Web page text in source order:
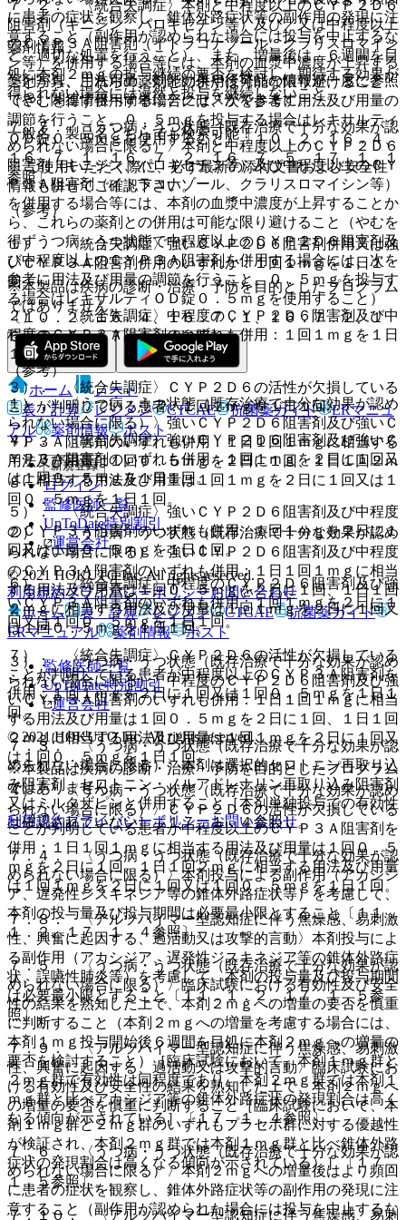
に患者の症状を観察し、錐体外路症状等の副作用の発現に注
意すること（副作用が認められた場合には投与を中止するな
ど、適切な処置を行うこと）、また、増量後は、６週間を目
処に本剤２ｍｇの投与継続の要否を検討し、期待する効果が
得られない場合には漫然と投与を継続しないこと。
７．７． 〈うつ病・うつ状態（既存治療で十分な効果が認
められない場合に限る）〉本剤と中程度以上のＣＹＰ２Ｄ６
阻害剤（キニジン、パロキセチン等）及び中程度以上のＣＹ
Ｐ３Ａ阻害剤（イトラコナゾール、クラリスロマイシン等）
を併用する場合等には、本剤の血漿中濃度が上昇することか
ら、これらの薬剤との併用は可能な限り避けること（やむを
得ずうつ病・うつ状態で中程度以上のＣＹＰ２Ｄ６阻害剤及
び中程度以上のＣＹＰ３Ａ阻害剤を併用する場合には、次を
参考に用法及び用量の調節を行うこと。０．５ｍｇを投与す
る場合はレキサルティＯＤ錠０．５ｍｇを使用すること）
〔１０．２、１６．４、１６．７．１、１６．７．２、１
６．７．５、１７．１．４参照〕。
（参考）
１）． 〈うつ病・うつ状態（既存治療で十分な効果が認め
られない場合に限る）〉強いＣＹＰ２Ｄ６阻害剤及び強いＣ
ＹＰ３Ａ阻害剤のいずれも併用：１日１回１ｍｇに相当する
用法及び用量は１回０．５ｍｇを２日に１回、１日１回２ｍ
ｇに相当する用法及び用量は１回１ｍｇを２日に１回又は１
回０．５ｍｇを１日１回。
２）． 〈うつ病・うつ状態（既存治療で十分な効果が認め
られない場合に限る）〉強いＣＹＰ２Ｄ６阻害剤及び中程度
のＣＹＰ３Ａ阻害剤のいずれも併用：１日１回１ｍｇに相当
する用法及び用量は１回０．５ｍｇを２日に１回、１日１回
２ｍｇに相当する用法及び用量は１回１ｍｇを２日に１回又
は１回０．５ｍｇを１日１回。
３）． 〈うつ病・うつ状態（既存治療で十分な効果が認め
られない場合に限る）〉中程度のＣＹＰ２Ｄ６阻害剤及び強
いＣＹＰ３Ａ阻害剤のいずれも併用：１日１回１ｍｇに相当
する用法及び用量は１回０．５ｍｇを２日に１回、１日１回
２ｍｇに相当する用法及び用量は１回１ｍｇを２日に１回又
は１回０．５ｍｇを１日１回。
４）． 〈うつ病・うつ状態（既存治療で十分な効果が認め
られない場合に限る）〉ＣＹＰ２Ｄ６の活性が欠損している
ことが判明している患者が中程度以上のＣＹＰ３Ａ阻害剤を
併用：１日１回１ｍｇに相当する用法及び用量は１回０．５
ｍｇを２日に１回、１日１回２ｍｇに相当する用法及び用量
は１回１ｍｇを２日に１回又は１回０．５ｍｇを１日１回。
７．８． 〈アルツハイマー型認知症に伴う焦燥感、易刺激
性、興奮に起因する、過活動又は攻撃的言動〉本剤投与によ
る副作用（アカシジア、遅発性ジスキネジア等の錐体外路症
状、誤嚥性肺炎等）を考慮して、本剤の投与量及び投与期間
は必要最小限とすること〔１１．１．２、１７．１．５参
照〕。
７．９． 〈アルツハイマー型認知症に伴う焦燥感、易刺激
性、興奮に起因する、過活動又は攻撃的言動〉臨床試験にお
ける有効性及び安全性の結果を熟知した上で、本剤２ｍｇへ
の増量の要否を慎重に判断すること［臨床試験において、本
剤１ｍｇ群と２ｍｇ群のいずれもプラセボ群に対する優越性
が検証され、本剤２ｍｇ群では本剤１ｍｇ群と比べ錐体外路
症状の発現割合は高くなる傾向が示されている）］〔１７．
１．５参照〕。
７．１０． 〈アルツハイマー型認知症に伴う焦燥感、易刺
７．２． 〈統合失調症〉本剤と中程度以上のＣＹＰ２Ｄ６
阻害剤（キニジン、パロキセチン等）及び／又は中程度以上
のＣＹＰ３Ａ阻害剤（イトラコナゾール、クラリスロマイシ
ン等）を併用する場合等には、本剤の血漿中濃度が上昇する
ことから、これらの薬剤との併用は可能な限り避けること
（やむを得ず併用する場合には、次を参考に用法及び用量の
調節を行うこと。０．５ｍｇを投与する場合はレキサルティ
ＯＤ錠０．５ｍｇを使用すること）〔１０．２、１６．４、
１６．７．１、１６．７．２、１６．７．５、１７．１．１
参照〕。
（参考）
１）． 〈統合失調症〉強いＣＹＰ２Ｄ６阻害剤併用又は強
いＣＹＰ３Ａ阻害剤併用のいずれか：１回１ｍｇを１日１
回。
２）． 〈統合失調症〉中程度のＣＹＰ２Ｄ６阻害剤及び中
程度のＣＹＰ３Ａ阻害剤のいずれも併用：１回１ｍｇを１日
１回。
３）． 〈統合失調症〉ＣＹＰ２Ｄ６の活性が欠損している
ことが判明している患者：１回１ｍｇを１日１回。
４）． 〈統合失調症〉強いＣＹＰ２Ｄ６阻害剤及び強いＣ
ＹＰ３Ａ阻害剤のいずれも併用：１回１ｍｇを２日に１回又
は１回０．５ｍｇを１日１回。
５）． 〈統合失調症〉強いＣＹＰ２Ｄ６阻害剤及び中程度
のＣＹＰ３Ａ阻害剤のいずれも併用：１回１ｍｇを２日に１
回又は１回０．５ｍｇを１日１回。
６）． 〈統合失調症〉中程度のＣＹＰ２Ｄ６阻害剤及び強
いＣＹＰ３Ａ阻害剤のいずれも併用：１回１ｍｇを２日に１
回又は１回０．５ｍｇを１日１回。
７）． 〈統合失調症〉ＣＹＰ２Ｄ６の活性が欠損している
ことが判明している患者が中程度以上のＣＹＰ３Ａ阻害剤を
併用：１回１ｍｇを２日に１回又は１回０．５ｍｇを１日１
回。
７．３． 〈うつ病・うつ状態（既存治療で十分な効果が認
められない場合に限る）〉本剤は選択的セロトニン再取り込
み阻害剤、セロトニン・ノルアドレナリン再取り込み阻害剤
又はミルタザピンと併用すること［本剤単独投与での有効性
は確認されていない］〔１７．１．４参照〕。
７．４． 〈うつ病・うつ状態（既存治療で十分な効果が認
められない場合に限る）〉本剤投与による副作用（アカシジ
ア、遅発性ジスキネジア等の錐体外路症状等）を考慮して、
本剤の投与量及び投与期間は必要最小限とすること〔１１．
１．２、１７．１．４参照〕。
７．５． 〈うつ病・うつ状態（既存治療で十分な効果が認
められない場合に限る）〉臨床試験における有効性及び安全
性の結果を熟知した上で、本剤２ｍｇへの増量の要否を慎重
に判断すること（本剤２ｍｇへの増量を考慮する場合には、
本剤１ｍｇ投与開始後６週間を目処に本剤２ｍｇへの増量の
要否を検討すること）［臨床試験において、本剤１ｍｇ群と
２ｍｇ群で有効性は同程度であり、本剤２ｍｇ群では本剤１
ｍｇ群と比べアカシジア等の錐体外路症状の発現割合は高く
なる傾向が示されている］〔１７．１．４参照〕。
７．６． 〈うつ病・うつ状態（既存治療で十分な効果が認
められない場合に限る）〉本剤２ｍｇへの増量後はより頻回
に患者の症状を観察し、錐体外路症状等の副作用の発現に注
意すること（副作用が認められた場合には投与を中止するな
薬剤情報
薬剤写真、用法用量、効能効果や後発品の情報が一度に参照
でき、関連情報へ簡単にアクセスができます。
一般名、製品名どちらでも検索可能！
※ ご使用いただく際に、必ず最新の添付文書および安全性
情報も併せてご確認下さい。
※本製品は疾病の診断・治療・予防を目的としたプログラム
ではありません。
ホーム
ノート
表・計算
レジメン CTCAE 抗菌薬ガイド
ERマニュ
アル
薬剤情報 ポスト
新規登録
ログイン
監修医師一覧
UpToDate特別割引
運営会社
© 2021 HOKUTO Inc. All rights reserved.
利用規約プライバシーポリシーお問い合わせ
ホーム
表・計算 レジメン CTCAE
抗菌薬ガイド
ERマニュアル
薬剤情報 ポスト
監修医師一覧
UpToDate特別割引
運営会社
© 2021 HOKUTO Inc. All rights reserved.
※本製品は疾病の診断・治療・予防を目的としたプログラム
ではありません。
利用規約プライバシーポリシーお問い合わせ